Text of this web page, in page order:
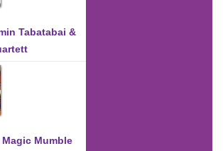
Tabatabai &
Magic Mumble